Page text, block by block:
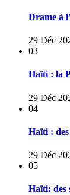
Drame à
29 Déc
03
Haïti : la
29 Déc
04
Haïti :
29 Déc
05
Haïti: des